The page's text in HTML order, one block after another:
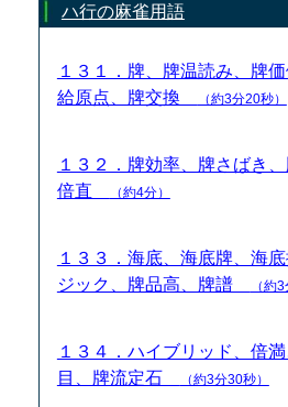
ハ行の麻雀用語
１３１．牌、牌温読み、牌
給原点、牌交換
（約3分20秒）
１３２．牌効率、牌さばき
倍直
（約4分）
１３３．海底、海底牌、海
ジック、牌品高、牌譜
（約
１３４．ハイブリッド、倍
目、牌流定石
（約3分30秒）